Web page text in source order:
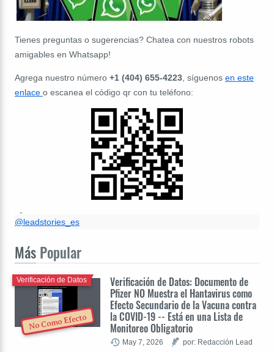
Tienes preguntas o sugerencias? Chatea con nuestros robots
amigables en Whatsapp!
Agrega nuestro número +1 (404) 655-4223 , síguenos en este
enlace o escanea el código qr con tu teléfono:
@leadstories_es
Más Popular
No Como Efecto
Verificación de Datos: Documento de
Pfizer NO Muestra el Hantavirus como
Efecto Secundario de la Vacuna contra
la COVID-19 -- Está en una Lista de
Monitoreo Obligatorio
Verificación de Datos
May 7, 2026
por: Redacción Lead